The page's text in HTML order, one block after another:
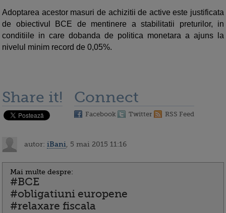
Adoptarea acestor masuri de achizitii de active este justificata
de obiectivul BCE de mentinere a stabilitatii preturilor, in
conditiile in care dobanda de politica monetara a ajuns la
nivelul minim record de 0,05%.
Share it! Connect
Facebook Twitter RSS Feed
autor: iBani , 5 mai 2015 11:16
Mai multe despre:
#BCE
#obligatiuni europene
#relaxare fiscala